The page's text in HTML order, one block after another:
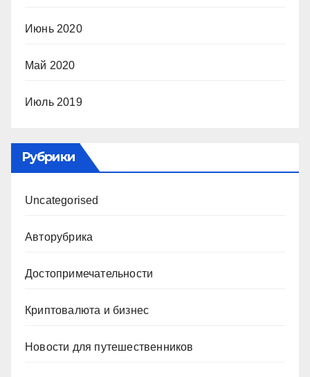
Июнь 2020
Май 2020
Июль 2019
Рубрики
Uncategorised
Авторубрика
Достопримечательности
Криптовалюта и бизнес
Новости для путешественников